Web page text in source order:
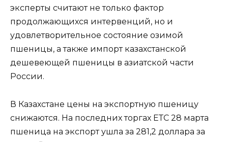
эксперты считают не только фактор
продолжающихся интервенций, но и
удовлетворительное состояние озимой
пшеницы, а также импорт казахстанской
дешевеющей пшеницы в азиатской части
России.
В Казахстане цены на экспортную пшеницу
снижаются. На последних торгах ЕТС 28 марта
пшеница на экспорт ушла за 281,2 доллара за